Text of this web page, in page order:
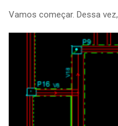
Vamos começar. Dessa